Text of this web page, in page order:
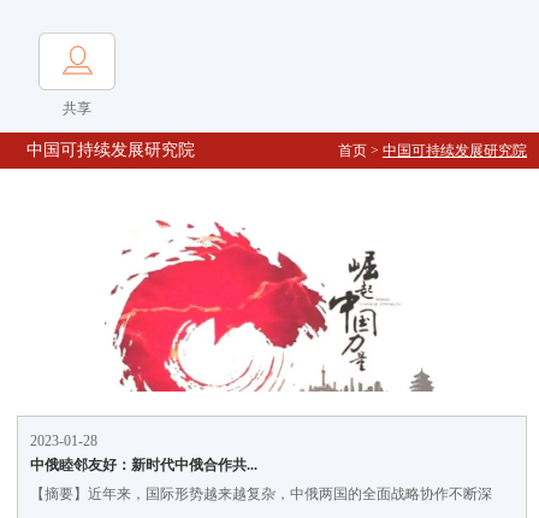
共享
首页 > 中国可持续发展研究院
中国可持续发展研究院
2023-01-28
中俄睦邻友好：新时代中俄合作共...
【摘要】近年来，国际形势越来越复杂，中俄两国的全面战略协作不断深